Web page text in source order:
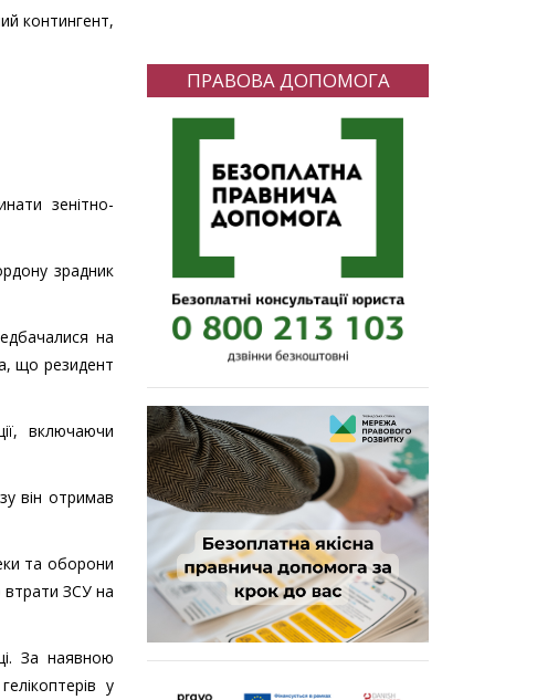
контингент,
зенітно-
зрадник
на
що резидент
включаючи
він отримав
та оборони
втрати ЗСУ на
За наявною
у
ПРАВОВА ДОПОМОГА